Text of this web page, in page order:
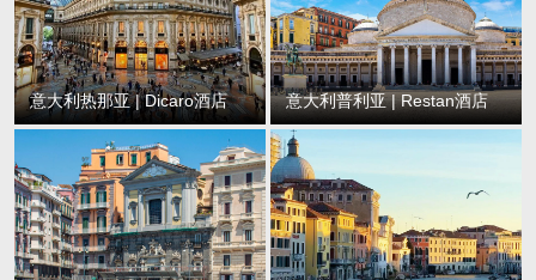
意大利热那亚 | Dicaro酒店 意大利普利亚 | Restan酒店